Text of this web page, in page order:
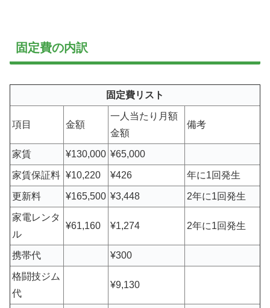
固定費の内訳
固定費リスト
項目 金額
一人当たり月額
金額
備考
家賃 ¥130,000 ¥65,000
家賃保証料 ¥10,220 ¥426 年に1回発生
更新料 ¥165,500 ¥3,448 2年に1回発生
家電レンタ
ル
¥61,160 ¥1,274 2年に1回発生
携帯代 ¥300
格闘技ジム
代
¥9,130